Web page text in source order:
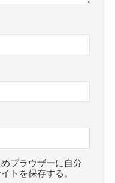
ブラウザーに自分
トを保存する。